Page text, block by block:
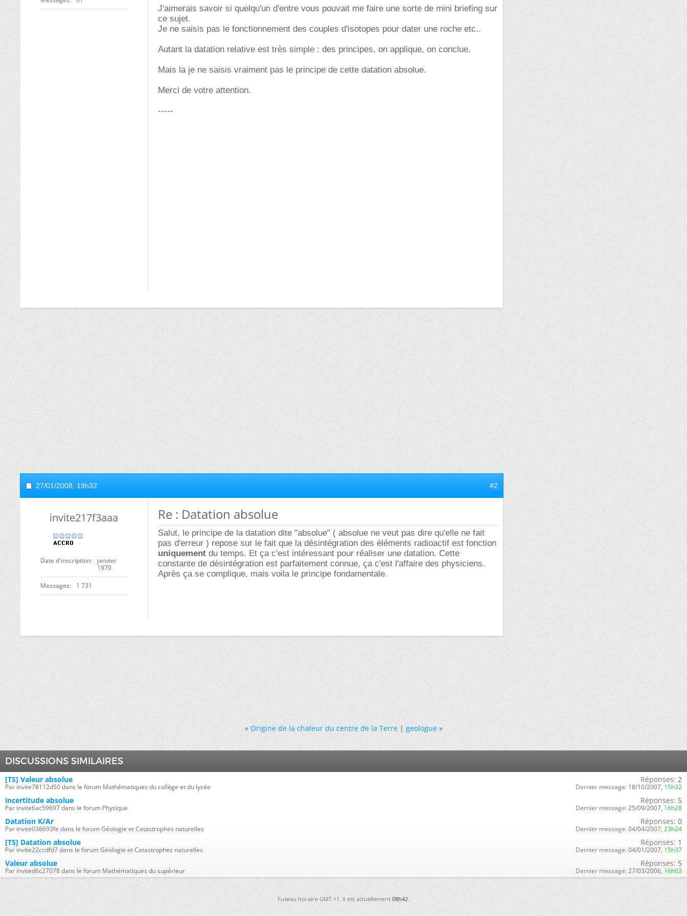
J'aimerais savoir si quelqu'un d'entre vous pouvait me faire une sorte de mini briefing sur
ce sujet.
Je ne saisis pas le fonctionnement des couples d'isotopes pour dater une roche etc..
Autant la datation relative est très simple : des principes, on applique, on conclue.
Mais la je ne saisis vraiment pas le principe de cette datation absolue.
Merci de votre attention.
-----
27/01/2008, 19h32 #2
invite217f3aaa
Date d'inscription
janvier
1970
Messages 1 731
Re : Datation absolue
Salut, le principe de la datation dite "absolue" ( absolue ne veut pas dire qu'elle ne fait
pas d'erreur ) repose sur le fait que la désintégration des éléments radioactif est fonction
uniquement du temps. Et ça c'est intéressant pour réaliser une datation. Cette
constante de désintégration est parfaitement connue, ça c'est l'affaire des physiciens.
Après ça se complique, mais voila le principe fondamentale.
« Origine de la chaleur du centre de la Terre|geologue »
DISCUSSIONS SIMILAIRES
[TS] Valeur absolue
Par invite78112d50 dans le forum Mathématiques du collège et du lycée
Réponses: 2
Dernier message: 18/10/2007, 15h32
incertitude absolue
Par invite6ac59697 dans le forum Physique
Réponses: 5
Dernier message: 25/09/2007, 16h28
Datation K/Ar
Par invite036693fe dans le forum Géologie et Catastrophes naturelles
Réponses: 0
Dernier message: 04/04/2007, 23h24
[TS] Datation absolue
Par invite22ccdfd7 dans le forum Géologie et Catastrophes naturelles
Réponses: 1
Dernier message: 04/01/2007, 15h37
Valeur absolue
Par invited6c27078 dans le forum Mathématiques du supérieur
Réponses: 5
Dernier message: 27/03/2006, 16h03
Fuseau horaire GMT +1. Il est actuellement08h42.